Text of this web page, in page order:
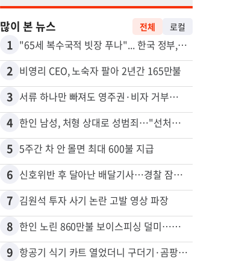
많이 본 뉴스 전체 로컬
1 "65세 복수국적 빗장 푸나"... 한국 정부, 연령 완화 전면 추진
2 비영리 CEO, 노숙자 팔아 2년간 165만불
3 서류 하나만 빠져도 영주권·비자 거부…심사관 재량권 대폭 확대
4 한인 남성, 처형 상대로 성범죄…"선처해줬더니 배신자 취급"
5 5주간 차 안 몰면 최대 600불 지급
6 신호위반 후 달아난 배달기사…경찰 잠복해 잡고보니 ‘반전’
7 김원석 투자 사기 논란 고발 영상 파장
8 한인 노린 860만불 보이스피싱 덜미…영사관·한국 검찰 사칭
9 항공기 식기 카트 열었더니 구더기·곰팡이…LAX 기내식 업체 논란